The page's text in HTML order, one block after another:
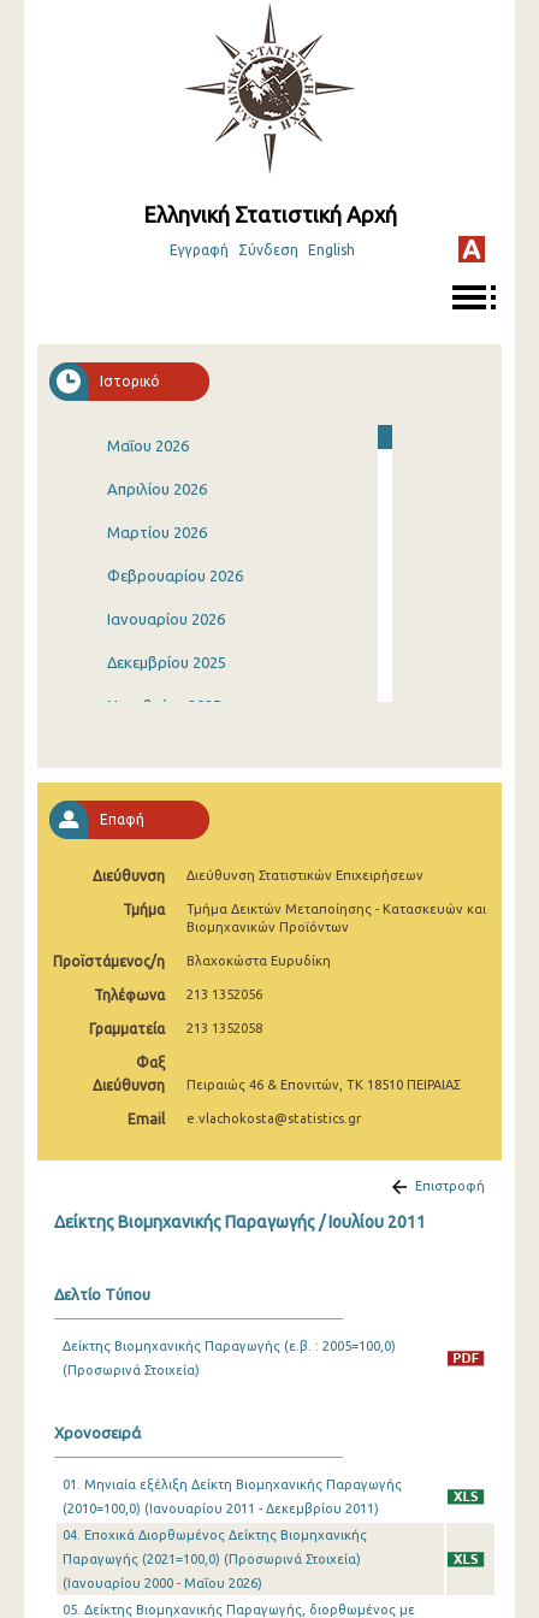
Ελληνική Στατιστική Αρχή
Εγγραφή Σύνδεση English
Ιστορικό
Μαΐου 2026
Απριλίου 2026
Μαρτίου 2026
Φεβρουαρίου 2026
Ιανουαρίου 2026
Δεκεμβρίου 2025
Νοεμβρίου 2025
Αυγούστου 2025
Ιουλίου 2025
Ιουνίου 2025
Μαΐου 2025
Μαρτίου 2025
Φεβρουαρίου 2025
Νοεμβρίου 2024
Αυγούστου 2024
Ιουνίου 2024
Μαΐου 2024
Απριλίου 2024
Επαφή
Διεύθυνση Διεύθυνση Στατιστικών Επιχειρήσεων
Τμήμα
Τμήμα Δεικτών Μεταποίησης - Κατασκευών και
Βιομηχανικών Προϊόντων
Προϊστάμενος/η Βλαχοκώστα Ευρυδίκη
Τηλέφωνα 213 1352056
Γραμματεία 213 1352058
Φαξ
Διεύθυνση
Πειραιώς 46 & Επονιτών, ΤΚ 18510 ΠΕΙΡΑΙΑΣ
Email e.vlachokosta@statistics.gr
Επιστροφή
Δείκτης Βιομηχανικής Παραγωγής / Ιουλίου 2011
Δελτίο Τύπου
Δείκτης Βιομηχανικής Παραγωγής (ε.β. : 2005=100,0)
(Προσωρινά Στοιχεία)
Χρονοσειρά
01. Μηνιαία εξέλιξη Δείκτη Βιομηχανικής Παραγωγής
(2010=100,0) (Ιανουαρίου 2011 - Δεκεμβρίου 2011)
04. Εποχικά Διορθωμένος Δείκτης Βιομηχανικής
Παραγωγής (2021=100,0) (Προσωρινά Στοιχεία)
(Ιανουαρίου 2000 - Μαΐου 2026)
05. Δείκτης Βιομηχανικής Παραγωγής, διορθωμένος με